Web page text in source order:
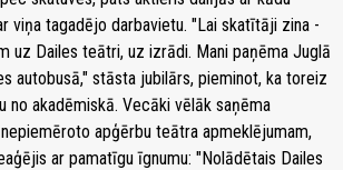
viņa tagadējo darbavietu. "Lai skatītāji zina -
uz Dailes teātri, uz izrādi. Mani paņēma Juglā
autobusā," stāsta jubilārs, pieminot, ka toreiz
no akadēmiskā. Vecāki vēlāk saņēma
apģērbu teātra apmeklējumam,
ar pamatīgu īgnumu: "Nolādētais Dailes